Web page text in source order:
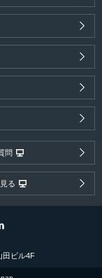
問
る
田ビル4F